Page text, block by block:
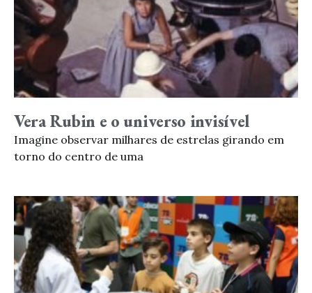
Vera Rubin e o universo invisível
Imagine observar milhares de estrelas girando em
torno do centro de uma